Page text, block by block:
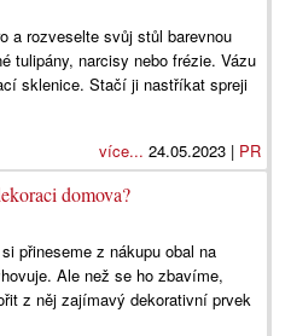
a rozveselte svůj stůl barevnou
tulipány, narcisy nebo frézie. Vázu
sklenice. Stačí ji nastříkat spreji
více... 24.05.2023 | PR
domova?
přineseme z nákupu obal na
Ale než se ho zbavíme,
z něj zajímavý dekorativní prvek